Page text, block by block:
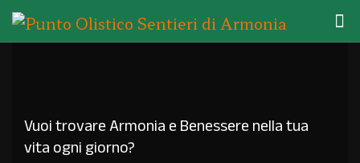
Vuoi trovare Armonia e Benessere nella tua
vita ogni giorno?